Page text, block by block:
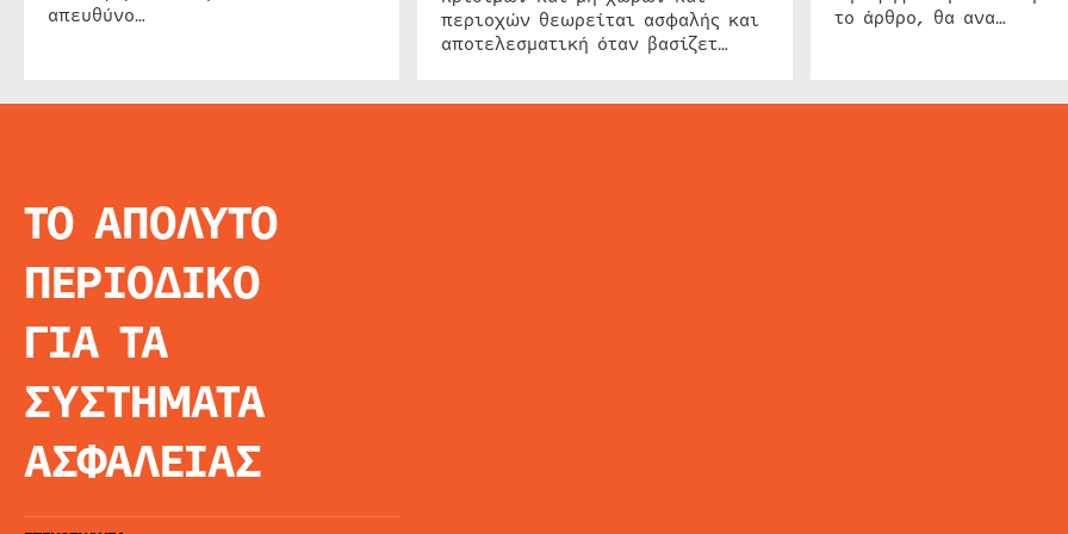
απευθύνο…
περιοχών θεωρείται ασφαλής και
αποτελεσματική όταν βασίζετ…
το άρθρο, θα ανα…
ΤΟ ΑΠΟΛΥΤΟ
ΠΕΡΙΟΔΙΚΟ
ΓΙΑ ΤΑ
ΣΥΣΤΗΜΑΤΑ
ΑΣΦΑΛΕΙΑΣ